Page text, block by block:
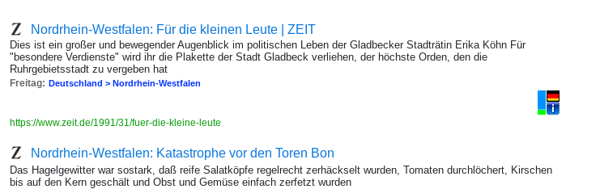
Nordrhein-Westfalen: Für die kleinen Leute | ZEIT
Dies ist ein großer und bewegender Augenblick im politischen Leben der Gladbecker Stadträtin Erika Köhn Für
"besondere Verdienste" wird ihr die Plakette der Stadt Gladbeck verliehen, der höchste Orden, den die
Ruhrgebietsstadt zu vergeben hat
Freitag: Deutschland > Nordrhein-Westfalen
https://www.zeit.de/1991/31/fuer-die-kleine-leute
Nordrhein-Westfalen: Katastrophe vor den Toren Bon
Das Hagelgewitter war sostark, daß reife Salatköpfe regelrecht zerhäckselt wurden, Tomaten durchlöchert, Kirschen
bis auf den Kern geschält und Obst und Gemüse einfach zerfetzt wurden